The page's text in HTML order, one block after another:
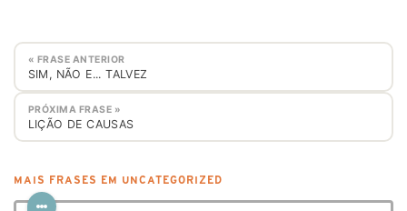
« FRASE ANTERIOR
SIM, NÃO E... TALVEZ
PRÓXIMA FRASE »
LIÇÃO DE CAUSAS
MAIS FRASES EM UNCATEGORIZED